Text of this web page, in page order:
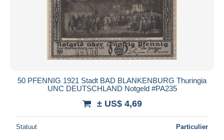
50 PFENNIG 1921 Stadt BAD BLANKENBURG Thuringia
UNC DEUTSCHLAND Notgeld #PA235
± US$ 4,69
Statuut Particulier